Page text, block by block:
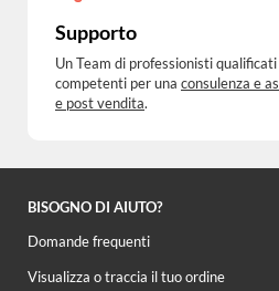
Supporto
Un Team di professionisti qualificati
competenti per una consulenza e
e post vendita.
BISOGNO DI AIUTO?
Domande frequenti
Visualizza o traccia il tuo ordine